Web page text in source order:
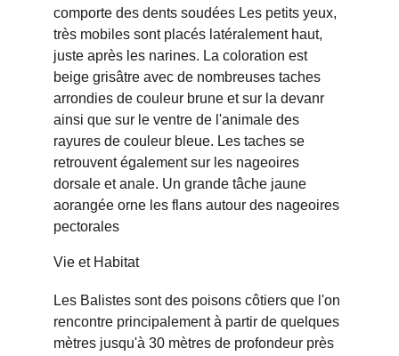
comporte des dents soudées Les petits yeux,
très mobiles sont placés latéralement haut,
juste après les narines. La coloration est
beige grisâtre avec de nombreuses taches
arrondies de couleur brune et sur la devanr
ainsi que sur le ventre de l'animale des
rayures de couleur bleue. Les taches se
retrouvent également sur les nageoires
dorsale et anale. Un grande tâche jaune
aorangée orne les flans autour des nageoires
pectorales
Vie et Habitat
Les Balistes sont des poisons côtiers que l'on
rencontre principalement à partir de quelques
mètres jusqu'à 30 mètres de profondeur près